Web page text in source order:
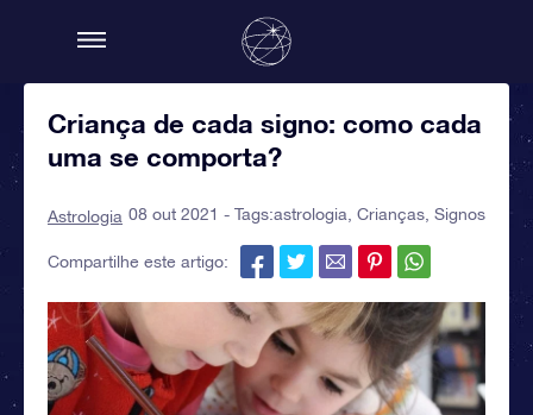
Criança de cada signo: como cada
uma se comporta?
Astrologia 08 out 2021 - Tags:astrologia Crianças Signos
Compartilhe este artigo: